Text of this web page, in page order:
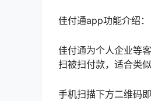
佳付通app功能介绍：
佳付通为个人企业等
扫被扫付款，适合类似
手机扫描下方二维码